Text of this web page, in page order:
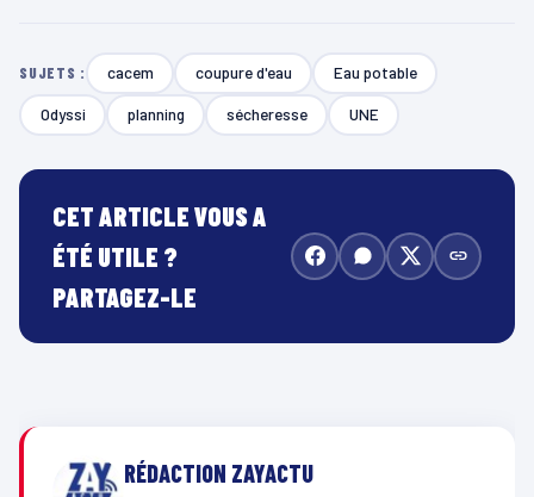
SUJETS : cacem coupure d'eau Eau potable
Odyssi planning sécheresse UNE
CET ARTICLE VOUS A
ÉTÉ UTILE ?
PARTAGEZ-LE
RÉDACTION ZAYACTU